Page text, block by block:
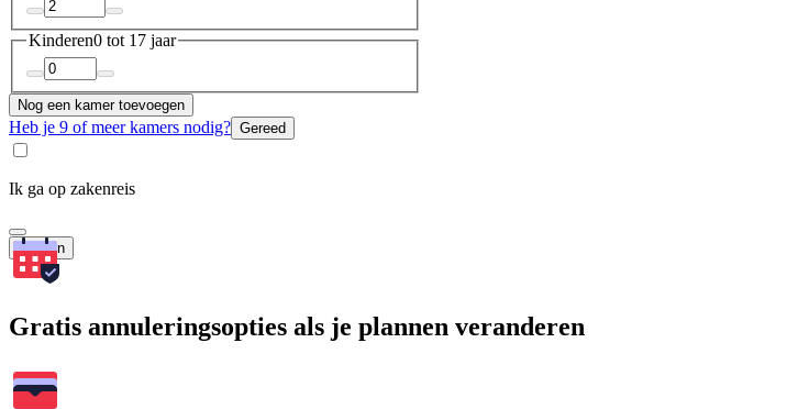
Kinderen0 tot 17 jaar
Nog een kamer toevoegen
Heb je 9 of meer kamers nodig? Gereed
Ik ga op zakenreis
Zoeken
Gratis annuleringsopties als je plannen veranderen